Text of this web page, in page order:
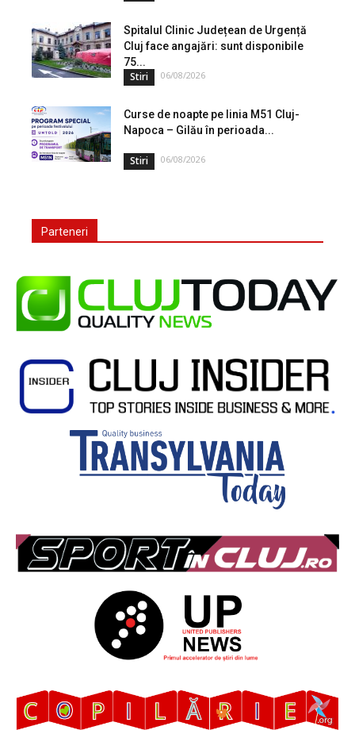
Spitalul Clinic Județean de Urgență
Cluj face angajări: sunt disponibile
75...
Stiri 06/08/2026
Curse de noapte pe linia M51 Cluj-
Napoca – Gilău în perioada...
Stiri 06/08/2026
Parteneri